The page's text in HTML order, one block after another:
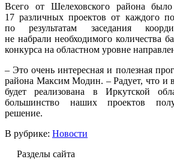
Всего от Шелеховского района
17 различных проектов от каждого
по результатам заседания
не набрали необходимого количества
конкурса на областном уровне
– Это очень интересная и полезная
района Максим Модин. – Радует, что и
будет реализована в Иркутской
большинство наших проектов
решение.
В рубрике: Новости
Разделы сайта